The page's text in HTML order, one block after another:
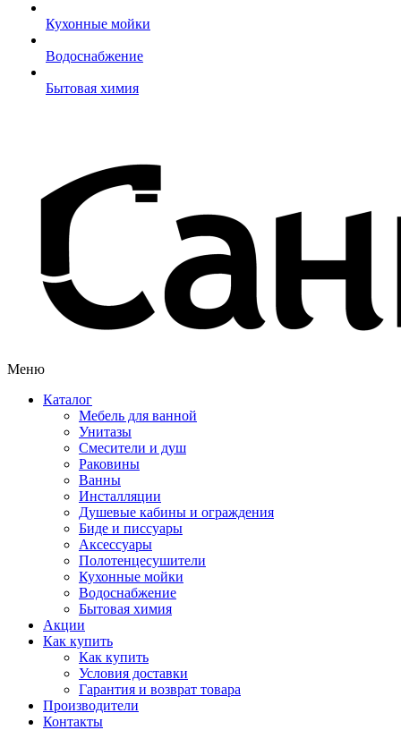
Кухонные мойки
Водоснабжение
Бытовая химия
Меню
Каталог
Мебель для ванной
Унитазы
Смесители и душ
Раковины
Ванны
Инсталляции
Душевые кабины и ограждения
Биде и писсуары
Аксессуары
Полотенцесушители
Кухонные мойки
Водоснабжение
Бытовая химия
Акции
Как купить
Как купить
Условия доставки
Гарантия и возврат товара
Производители
Контакты